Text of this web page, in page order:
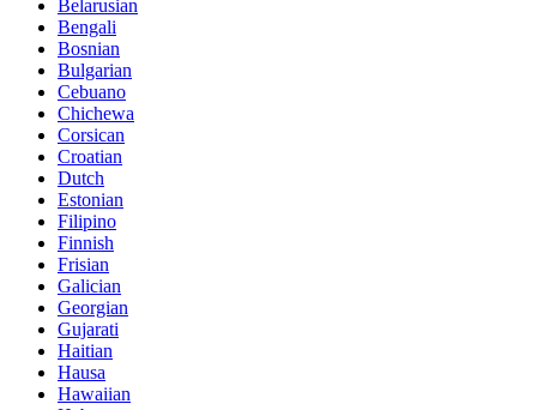
Belarusian
Bengali
Bosnian
Bulgarian
Cebuano
Chichewa
Corsican
Croatian
Dutch
Estonian
Filipino
Finnish
Frisian
Galician
Georgian
Gujarati
Haitian
Hausa
Hawaiian